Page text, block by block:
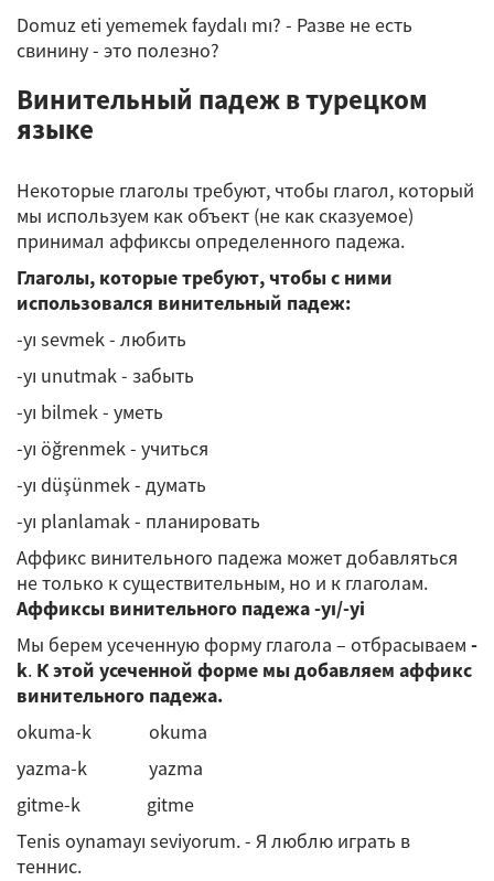
Domuz eti yememek faydalı mı? - Разве не есть
свинину - это полезно?
Винительный падеж в турецком
языке
Некоторые глаголы требуют, чтобы глагол, который
мы используем как объект (не как сказуемое)
принимал аффиксы определенного падежа.
Глаголы, которые требуют, чтобы с ними
использовался винительный падеж:
-yı sevmek - любить
-yı unutmak - забыть
-yı bilmek - уметь
-yı öğrenmek - учиться
-yı düşünmek - думать
-yı planlamak - планировать
Аффикс винительного падежа может добавляться
не только к существительным, но и к глаголам.
Аффиксы винительного падежа -yı/-yi
Мы берем усеченную форму глагола – отбрасываем -
k. К этой усеченной форме мы добавляем аффикс
винительного падежа.
okuma-k okuma
yazma-k yazma
gitme-k gitme
Tenis oynamayı seviyorum. - Я люблю играть в
теннис.